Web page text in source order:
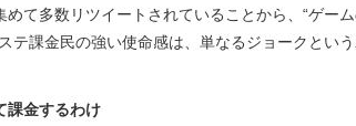
て多数リツイートされていることから、“ゲー
テ課金民の強い使命感は、単なるジョークという
課金するわけ